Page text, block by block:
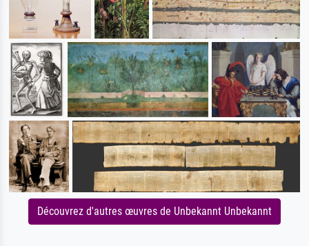
Découvrez d'autres œuvres de Unbekannt Unbekannt